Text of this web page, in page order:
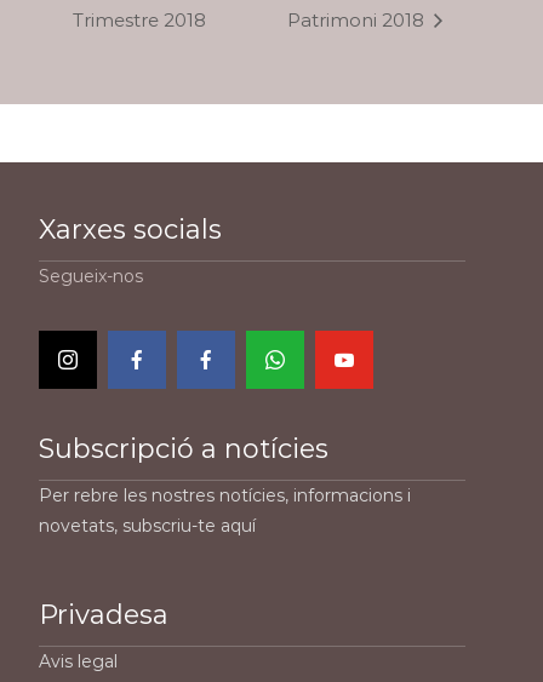
Trimestre 2018
Patrimoni 2018
Xarxes socials
Segueix-nos
Subscripció a notícies
Per rebre les nostres notícies, informacions i
novetats, subscriu-te aquí
Privadesa
Avis legal